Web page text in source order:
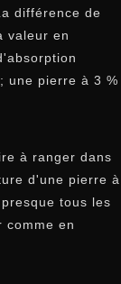
différence de
valeur en
une pierre à 3 %
à ranger dans
d'une pierre à
tous les
comme en